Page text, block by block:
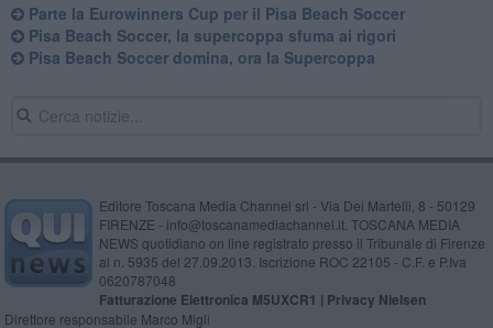
Parte la Eurowinners Cup per il Pisa Beach Soccer
Pisa Beach Soccer, la supercoppa sfuma ai rigori
Pisa Beach Soccer domina, ora la Supercoppa
Editore Toscana Media Channel srl - Via Dei Martelli, 8 - 50129
FIRENZE - info@toscanamediachannel.it. TOSCANA MEDIA
NEWS quotidiano on line registrato presso il Tribunale di Firenze
al n. 5935 del 27.09.2013. Iscrizione ROC 22105 - C.F. e P.Iva
0620787048
Fatturazione Elettronica M5UXCR1 | Privacy Nielsen
Direttore responsabile Marco Migli